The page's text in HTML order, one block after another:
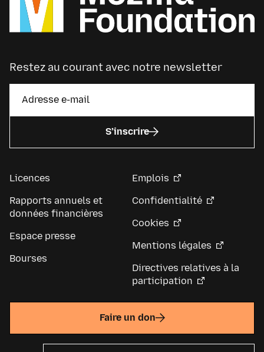
Restez au courant avec notre newsletter
S’inscrire
Licences
Rapports annuels et
données financières
Espace presse
Bourses
Emplois
Confidentialité
Cookies
Mentions légales
Directives relatives à la
participation
Faire un don